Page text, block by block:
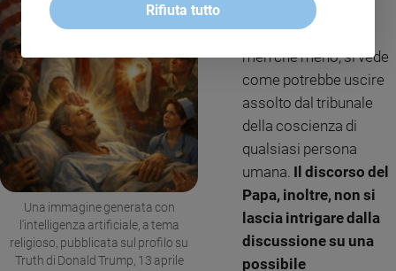
Una immagine generata con
l'intelligenza artificiale, a tema
religioso, pubblicata sul profilo su
Truth di Donald Trump, 13 aprile
giudicato come un
crimine di guerra
men che meno, si vede
come potrebbe uscire
assolto dal tribunale
della coscienza di
qualsiasi persona
umana. Il discorso del
Papa, inoltre, non si
lascia intrigare dalla
discussione su una
possibile
Rifiuta tutto